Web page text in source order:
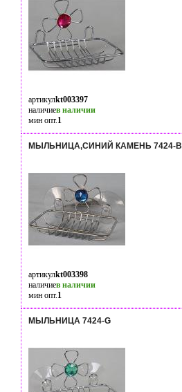
артикулkt003397
наличиев наличии
мин опт.1
МЫЛЬНИЦА,СИНИЙ КАМЕНЬ 7424-B
артикулkt003398
наличиев наличии
мин опт.1
МЫЛЬНИЦА 7424-G